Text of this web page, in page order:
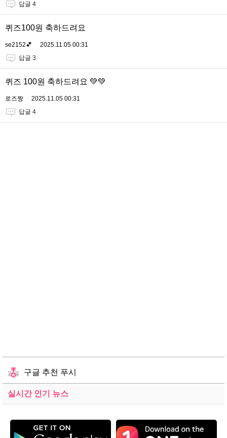
답글 4
퀴즈100원 축하드려요
se2152💕
2025.11.05 00:31
답글 3
퀴즈 100원 축하드려요 💚💚
로즈짱
2025.11.05 00:31
답글 4
구글 추천 푸시
실시간 인기 뉴스